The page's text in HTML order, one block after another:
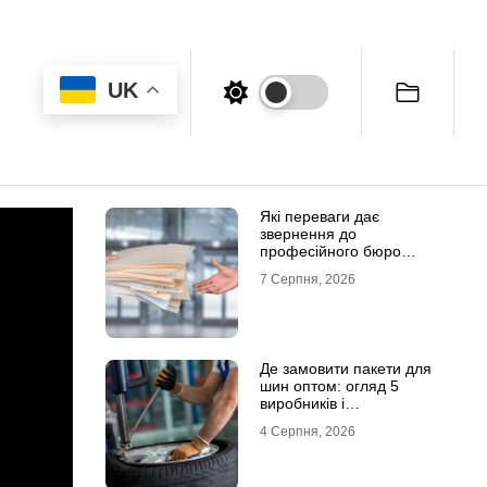
UK
Які переваги дає
звернення до
професійного бюро
7 Серпня, 2026
Де замовити пакети для
шин оптом: огляд 5
виробників і
4 Серпня, 2026